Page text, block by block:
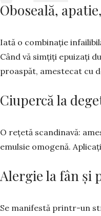
Oboseală,
Iată o combinație
Când vă simțiți epuizați
proaspăt, amestecat cu
Ciupercă la
O rețetă scandinavă:
emulsie omogenă.
Alergie la fân și
Se manifestă printr-un